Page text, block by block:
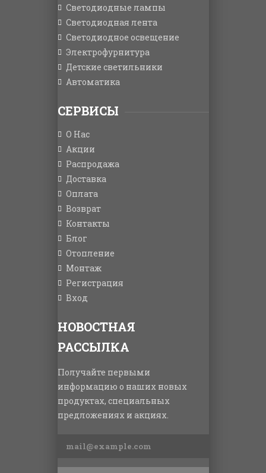
Светодиодные лампы
Светодиодная лента
Светодиодное освещение
Электрофурнитура
Детские светильники
Автоматика
СЕРВИСЫ
О Нас
Акции
Распродажа
Доставка
Оплата
Возврат
Контакты
Блог
Отопление
Монтаж
Регистрация
Вход
НОВОСТНАЯ
РАССЫЛКА
Получайте первыми
информацию о наших новых
продуктах, специальных
предложениях и акциях.